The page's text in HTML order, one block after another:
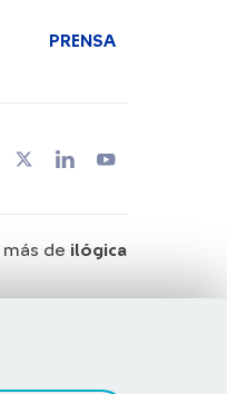
PRENSA
más de ilógica